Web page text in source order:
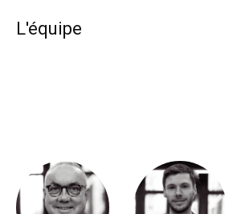
L'équipe